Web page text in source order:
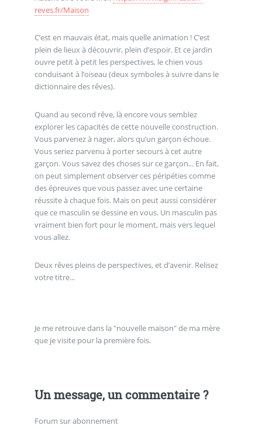
reves.fr/Maison
C’est en mauvais état, mais quelle animation ! C’est
plein de lieux à découvrir, plein d’espoir. Et ce jardin
ouvre petit à petit les perspectives, le chien vous
conduisant à l’oiseau (deux symboles à suivre dans le
dictionnaire des rêves).
Quand au second rêve, là encore vous semblez
explorer les capacités de cette nouvelle construction.
Vous parvenez à nager, alors qu’un garçon échoue.
Vous seriez parvenu à porter secours à cet autre
garçon. Vous savez des choses sur ce garçon... En fait,
on peut simplement observer ces péripéties comme
des épreuves que vous passez avec une certaine
réussite à chaque fois. Mais on peut aussi considérer
que ce masculin se dessine en vous. Un masculin pas
vraiment bien fort pour le moment, mais vers lequel
vous allez.
Deux rêves pleins de perspectives, et d’avenir. Relisez
votre titre...
Je me retrouve dans la "nouvelle maison" de ma mère
que je visite pour la première fois.
Un message, un commentaire ?
Forum sur abonnement